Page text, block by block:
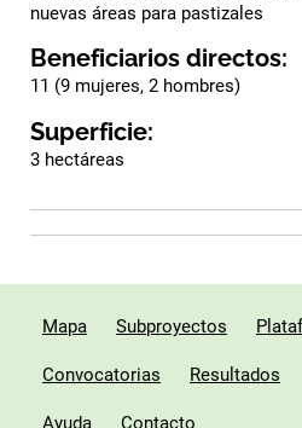
nuevas áreas para pastizales
Beneficiarios directos:
11 (9 mujeres, 2 hombres)
Superficie:
3 hectáreas
Mapa Subproyectos
Convocatorias Resultados
Ayuda Contacto